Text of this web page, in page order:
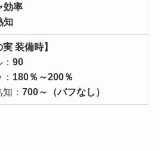
効率
知
実 装備時】
：90
180％～200％
知：700～（バフなし）